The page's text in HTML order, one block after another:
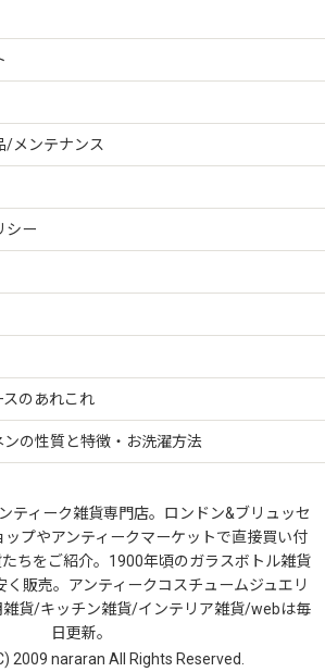
/メンテナンス
シー
スのあれこれ
ンの性質と特徴・お洗濯方法
ティーク雑貨専門店。ロンドン&ブリュッセ
ップやアンティークマーケットで直接買い付
ちをご紹介。1900年頃のガラスボトル雑貨
く販売。アンティークコスチュームジュエリ
貨/キッチン雑貨/インテリア雑貨/webは毎
日更新。
2009 nararan All Rights Reserved.